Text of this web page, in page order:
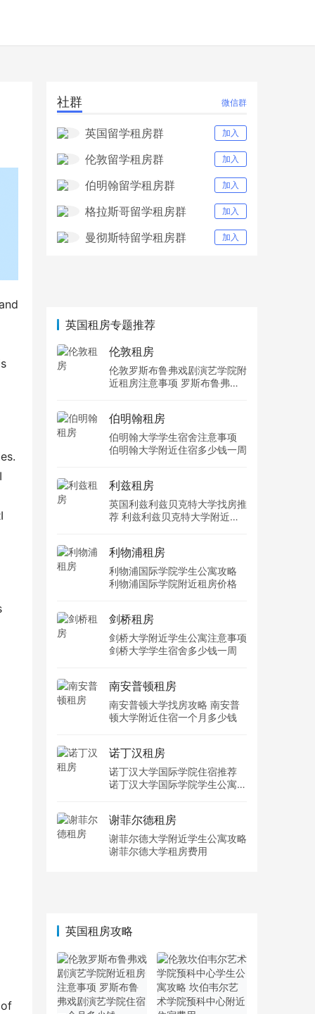
社群 微信群
英国留学租房群 加入
伦敦留学租房群 加入
伯明翰留学租房群 加入
格拉斯哥留学租房群 加入
曼彻斯特留学租房群 加入
英国租房专题推荐
伦敦租房
伦敦罗斯布鲁弗戏剧演艺学院附
近租房注意事项 罗斯布鲁弗戏
伯明翰租房
伯明翰大学学生宿舍注意事项
伯明翰大学附近住宿多少钱一周
利兹租房
英国利兹利兹贝克特大学找房推
荐 利兹利兹贝克特大学附近住
利物浦租房
利物浦国际学院学生公寓攻略
利物浦国际学院附近租房价格
剑桥租房
剑桥大学附近学生公寓注意事项
剑桥大学学生宿舍多少钱一周
南安普顿租房
南安普顿大学找房攻略 南安普
顿大学附近住宿一个月多少钱
诺丁汉租房
诺丁汉大学国际学院住宿推荐
诺丁汉大学国际学院学生公寓多
谢菲尔德租房
谢菲尔德大学附近学生公寓攻略
谢菲尔德大学租房费用
英国租房攻略